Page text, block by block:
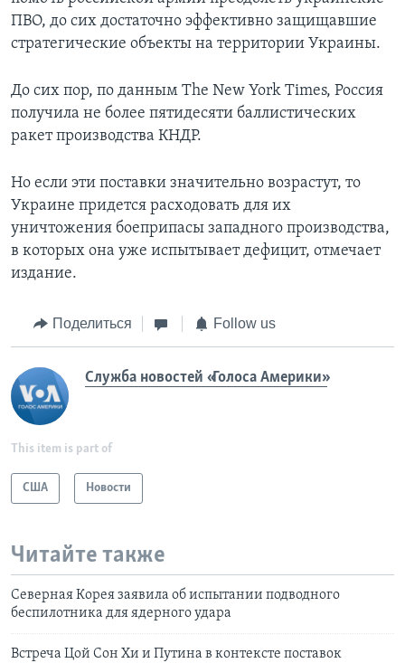
ПВО, до сих достаточно эффективно защищавшие
стратегические объекты на территории Украины.
До сих пор, по данным The New York Times, Россия
получила не более пятидесяти баллистических
ракет производства КНДР.
Но если эти поставки значительно возрастут, то
Украине придется расходовать для их
уничтожения боеприпасы западного производства,
в которых она уже испытывает дефицит, отмечает
издание.
Поделиться Follow us
Служба новостей «Голоса Америки»
This item is part of
США Новости
Читайте также
Северная Корея заявила об испытании подводного
беспилотника для ядерного удара
Встреча Цой Сон Хи и Путина в контексте поставок